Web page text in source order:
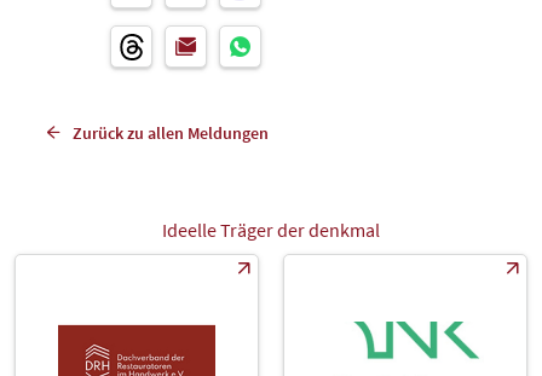
Zurück zu allen Meldungen
Ideelle Träger der denkmal